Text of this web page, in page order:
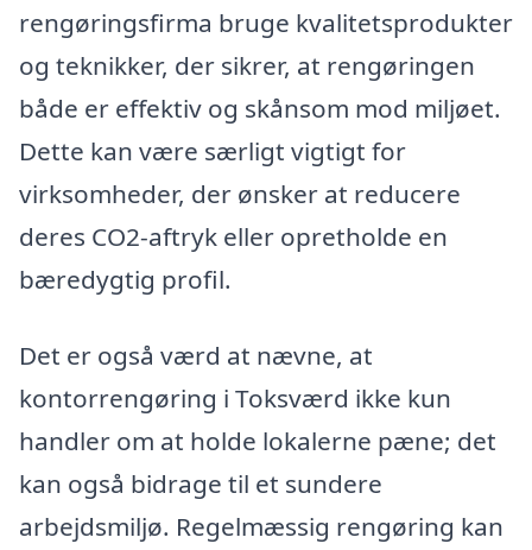
rengøringsfirma bruge kvalitetsprodukter
og teknikker, der sikrer, at rengøringen
både er effektiv og skånsom mod miljøet.
Dette kan være særligt vigtigt for
virksomheder, der ønsker at reducere
deres CO2-aftryk eller opretholde en
bæredygtig profil.
Det er også værd at nævne, at
kontorrengøring i Toksværd ikke kun
handler om at holde lokalerne pæne; det
kan også bidrage til et sundere
arbejdsmiljø. Regelmæssig rengøring kan